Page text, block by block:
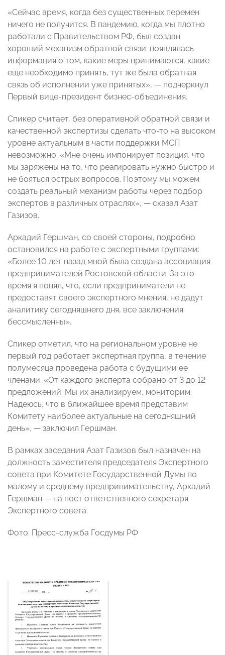
«Сейчас время, когда без существенных перемен
ничего не получится. В пандемию, когда мы плотно
работали с Правительством РФ, был создан
хороший механизм обратной связи: появлялась
информация о том, какие меры принимаются, какие
еще необходимо принять, тут же была обратная
связь об исполнении уже принятых», — подчеркнул
Первый вице-президент бизнес-объединения.
Спикер считает, без оперативной обратной связи и
качественной экспертизы сделать что-то на высоком
уровне актуальным в части поддержки МСП
невозможно. «Мне очень импонирует позиция, что
мы заряжены на то, что реагировать нужно быстро и
не бояться острых вопросов. Поэтому мы можем
создать реальный механизм работы через подбор
экспертов в различных отраслях», — сказал Азат
Газизов.
Аркадий Гершман, со своей стороны, подробно
остановился на работе с экспертными группами:
«Более 10 лет назад мной была создана ассоциация
предпринимателей Ростовской области. За это
время я понял, что, если предприниматели не
предоставят своего экспертного мнения, не дадут
аналитику сегодняшнего дня, все заключения
бессмысленны».
Спикер отметил, что на региональном уровне не
первый год работает экспертная группа, в течение
полумесяца проведена работа с будущими ее
членами. «От каждого эксперта собрано от 3 до 12
предложений. Мы их анализируем, мониторим.
Надеюсь, что в ближайшее время представим
Комитету наиболее актуальные на сегодняшний
день», — заключил Гершман.
В рамках заседания Азат Газизов был назначен на
должность заместителя председателя Экспертного
совета при Комитете Государственной Думы по
малому и среднему предпринимательству, Аркадий
Гершман — на пост ответственного секретаря
Экспертного совета.
Фото: Пресс-служба Госдумы РФ